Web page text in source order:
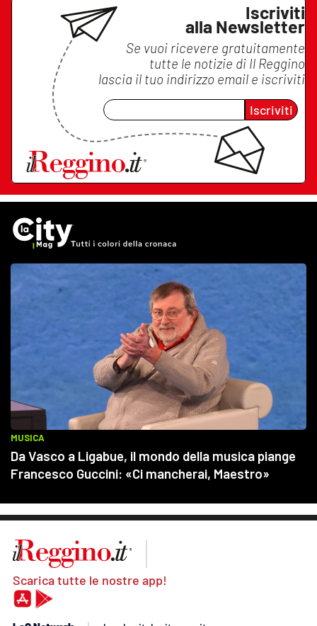
Iscriviti
alla Newsletter
Se vuoi ricevere gratuitamente
tutte le notizie di Il Reggino
lascia il tuo indirizzo email e iscriviti
Iscriviti
Scarica tutte le nostre app!